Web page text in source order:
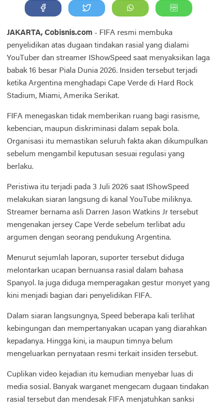
JAKARTA, Cobisnis.com - FIFA resmi membuka
penyelidikan atas dugaan tindakan rasial yang dialami
YouTuber dan streamer IShowSpeed saat menyaksikan laga
babak 16 besar Piala Dunia 2026. Insiden tersebut terjadi
ketika Argentina menghadapi Cape Verde di Hard Rock
Stadium, Miami, Amerika Serikat.
FIFA menegaskan tidak memberikan ruang bagi rasisme,
kebencian, maupun diskriminasi dalam sepak bola.
Organisasi itu memastikan seluruh fakta akan dikumpulkan
sebelum mengambil keputusan sesuai regulasi yang
berlaku.
Peristiwa itu terjadi pada 3 Juli 2026 saat IShowSpeed
melakukan siaran langsung di kanal YouTube miliknya.
Streamer bernama asli Darren Jason Watkins Jr tersebut
mengenakan jersey Cape Verde sebelum terlibat adu
argumen dengan seorang pendukung Argentina.
Menurut sejumlah laporan, suporter tersebut diduga
melontarkan ucapan bernuansa rasial dalam bahasa
Spanyol. Ia juga diduga memperagakan gestur monyet yang
kini menjadi bagian dari penyelidikan FIFA.
Dalam siaran langsungnya, Speed beberapa kali terlihat
kebingungan dan mempertanyakan ucapan yang diarahkan
kepadanya. Hingga kini, ia maupun timnya belum
mengeluarkan pernyataan resmi terkait insiden tersebut.
Cuplikan video kejadian itu kemudian menyebar luas di
media sosial. Banyak warganet mengecam dugaan tindakan
rasial tersebut dan mendesak FIFA menjatuhkan sanksi